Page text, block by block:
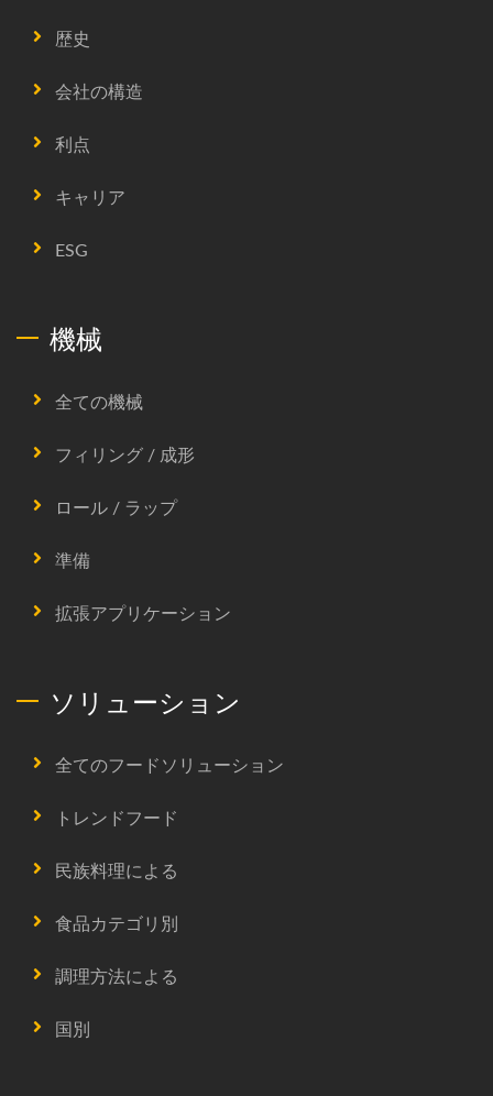
歴史
会社の構造
利点
キャリア
ESG
機械
全ての機械
フィリング / 成形
ロール / ラップ
準備
拡張アプリケーション
ソリューション
全てのフードソリューション
トレンドフード
民族料理による
食品カテゴリ別
調理方法による
国別